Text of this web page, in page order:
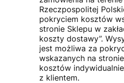
Rzeczpospolitej
pokryciem kosztów
stronie Sklepu w
koszty dostawy”.
jest możliwa za
wskazanych na
kosztów
z klientem.